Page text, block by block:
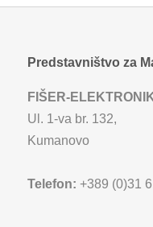
Predstavništvo za
FIŠER-
Ul. 1-va br. 132,
Kumanovo
Telefon: +389 (0)31